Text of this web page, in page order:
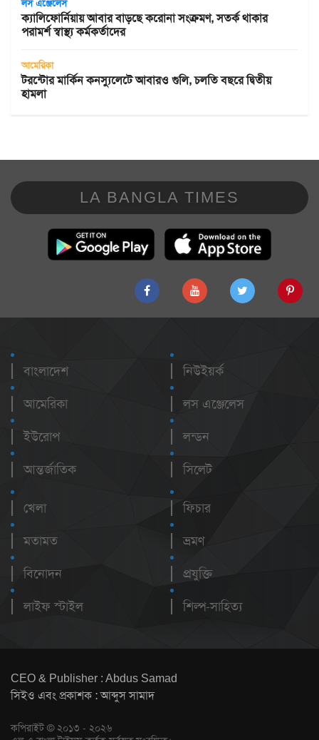
লস এঞ্জেলেস
ক্যালিফোর্নিয়ায় আবার বাড়ছে করোনা সংক্রমণ, সতর্ক থাকার
পরামর্শ স্বাস্থ্য কর্মকর্তাদের
আমেরিকা
টরন্টোর মার্কিন কনস্যুলেটে আবারও গুলি, চলতি বছরে দ্বিতীয়
হামলা
LA BANGLA TIMES
বাংলাদেশ
আমেরিকা
ইউরোপ
আন্তর্জাতিক
নিউইয়র্ক
লস এঞ্জেলেস
লন্ডন
সিলেট
খেলা
মতামত
বিনোদন
লাইফ স্টাইল
ফিচার
ভ্রমণ
প্রযুক্তি
শিল্প-সাহিত্য
CEO & Publisher : Abdus Samad
সিইও এবং প্রকাশক : আব্দুস সামাদ
কপিরাইট © ২০১৩ - ২০২৬